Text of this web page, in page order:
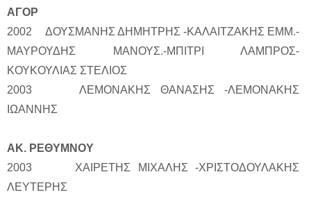
ΑΓΟΡ
2002 ΔΟΥΣΜΑΝΗΣ ΔΗΜΗΤΡΗΣ -ΚΑΛΑΙΤΖΑΚΗΣ ΕΜΜ.-
ΜΑΥΡΟΥΔΗΣ ΜΑΝΟΥΣ.-ΜΠΙΤΡΙ ΛΑΜΠΡΟΣ-
ΚΟΥΚΟΥΛΙΑΣ ΣΤΕΛΙΟΣ
2003 ΛΕΜΟΝΑΚΗΣ ΘΑΝΑΣΗΣ -ΛΕΜΟΝΑΚΗΣ
ΙΩΑΝΝΗΣ
ΑΚ. ΡΕΘΥΜΝΟΥ
2003 ΧΑΙΡΕΤΗΣ ΜΙΧΑΛΗΣ -ΧΡΙΣΤΟΔΟΥΛΑΚΗΣ
ΛΕΥΤΕΡΗΣ